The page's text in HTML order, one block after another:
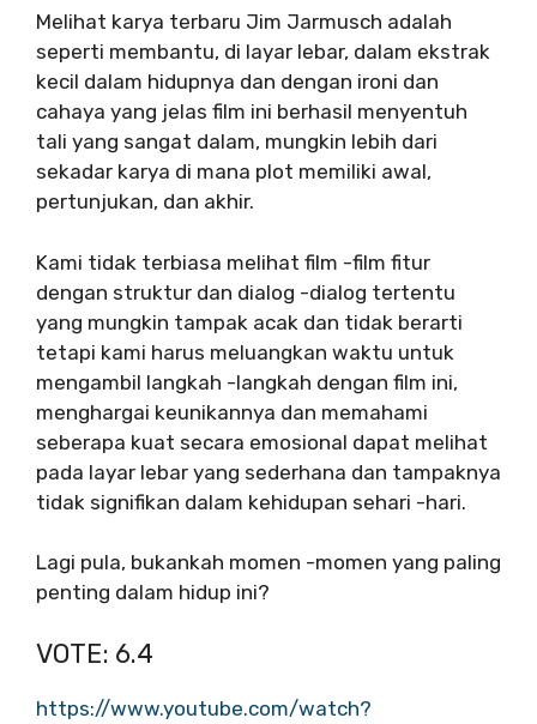
Melihat karya terbaru Jim Jarmusch adalah
seperti membantu, di layar lebar, dalam ekstrak
kecil dalam hidupnya dan dengan ironi dan
cahaya yang jelas film ini berhasil menyentuh
tali yang sangat dalam, mungkin lebih dari
sekadar karya di mana plot memiliki awal,
pertunjukan, dan akhir.
Kami tidak terbiasa melihat film -film fitur
dengan struktur dan dialog -dialog tertentu
yang mungkin tampak acak dan tidak berarti
tetapi kami harus meluangkan waktu untuk
mengambil langkah -langkah dengan film ini,
menghargai keunikannya dan memahami
seberapa kuat secara emosional dapat melihat
pada layar lebar yang sederhana dan tampaknya
tidak signifikan dalam kehidupan sehari -hari.
Lagi pula, bukankah momen -momen yang paling
penting dalam hidup ini?
VOTE: 6.4
https://www.youtube.com/watch?